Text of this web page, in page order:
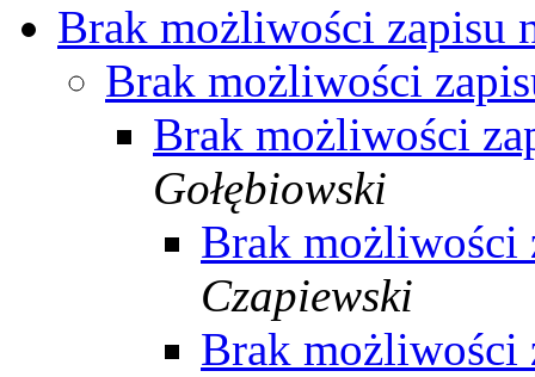
Brak możliwości zapisu
Brak możliwości
Brak możliwości
Gołębiowski
Brak możliwości
Czapiewski
Brak możliwości